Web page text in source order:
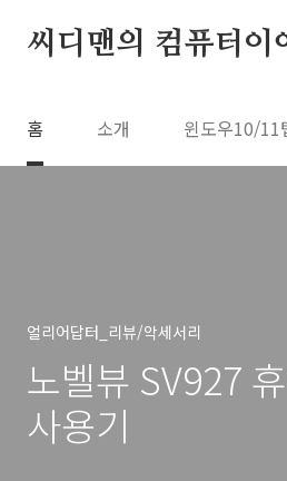
씨디맨의 컴퓨터이
홈 소개 윈도우10/11
얼리어답터_리뷰/악세서리
노벨뷰 SV927
사용기